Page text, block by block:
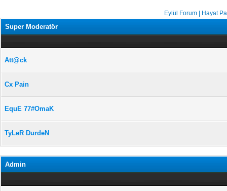
Eylül Forum | Hayat
Super Moderatör
Att@ck
Cx Pain
EquE 77#OmaK
TyLeR DurdeN
Admin